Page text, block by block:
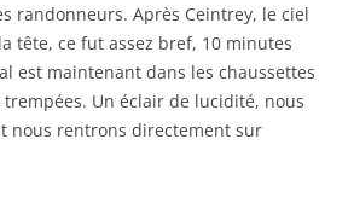
randonneurs. Après Ceintrey, le ciel
tête, ce fut assez bref, 10 minutes
est maintenant dans les chaussettes
Un éclair de lucidité, nous
nous rentrons directement sur